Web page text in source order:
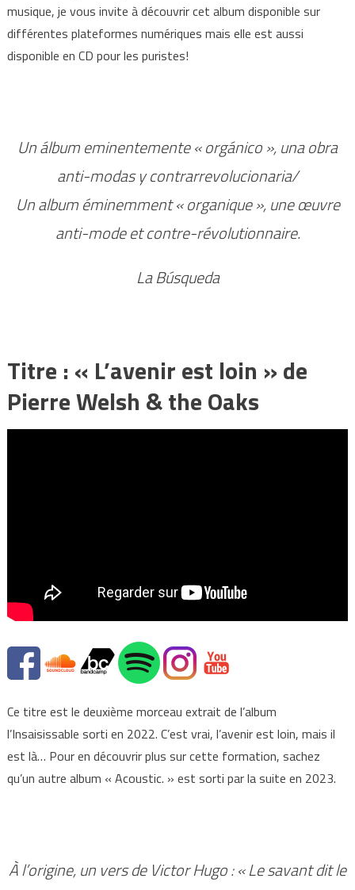
musique, je vous invite à découvrir cet album disponible sur
différentes plateformes numériques mais elle est aussi
disponible en CD pour les puristes!
Un álbum eminentemente « orgánico », una obra
anti-modas y contrarrevolucionaria/
Un album éminemment « organique », une œuvre
anti-mode et contre-révolutionnaire.
La Búsqueda
Titre : « L’avenir est loin » de
Pierre Welsh & the Oaks
Ce titre est le deuxième morceau extrait de l’album
l’Insaisissable sorti en 2022. C’est vrai, l’avenir est loin, mais il
est là… Pour en découvrir plus sur cette formation, sachez
qu’un autre album « Acoustic. » est sorti par la suite en 2023.
À l’origine, un vers de Victor Hugo : « Le savant dit le